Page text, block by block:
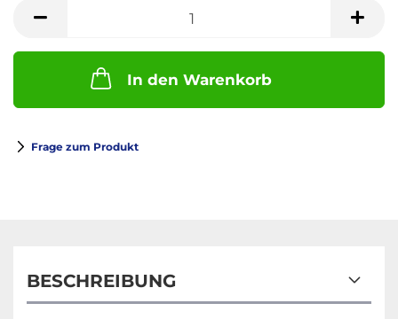
In den Warenkorb
Frage zum Produkt
BESCHREIBUNG